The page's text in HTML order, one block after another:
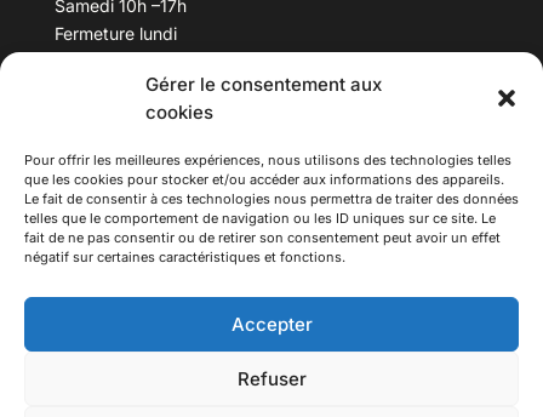
Gérer le consentement aux
cookies
Pour offrir les meilleures expériences, nous utilisons des technologies telles
que les cookies pour stocker et/ou accéder aux informations des appareils.
Le fait de consentir à ces technologies nous permettra de traiter des données
telles que le comportement de navigation ou les ID uniques sur ce site. Le
fait de ne pas consentir ou de retirer son consentement peut avoir un effet
négatif sur certaines caractéristiques et fonctions.
Accepter
Refuser
Samedi 10h –17h
Fermeture lundi
Téléphone : 04 78 53 06 40
maisondesculturesasiatiques@asiexpo.com